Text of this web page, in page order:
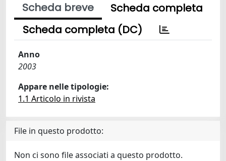
Scheda breve
Scheda completa
Scheda completa (DC)
Anno
2003
Appare nelle tipologie:
1.1 Articolo in rivista
File in questo prodotto:
Non ci sono file associati a questo prodotto.